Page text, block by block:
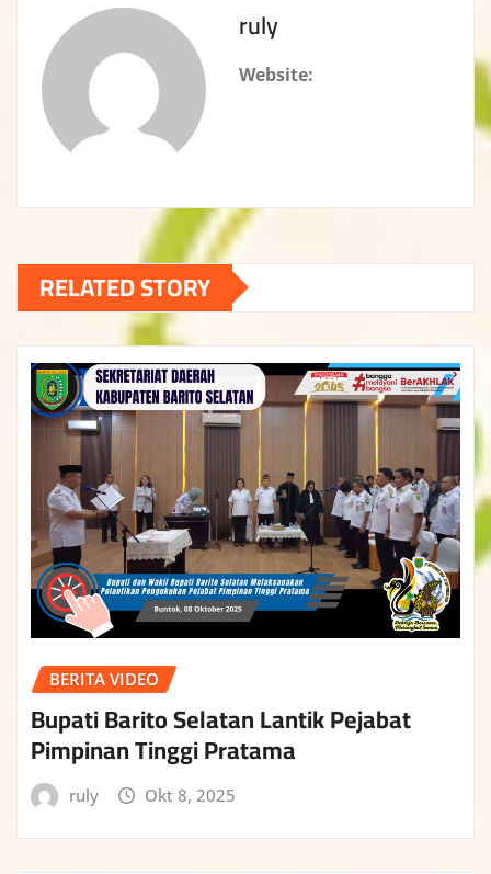
ruly
Website:
RELATED STORY
BERITA VIDEO
Bupati Barito Selatan Lantik Pejabat
Pimpinan Tinggi Pratama
ruly Okt 8, 2025